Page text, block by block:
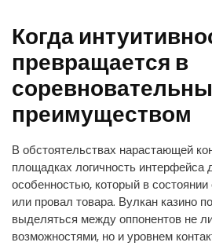
Когда
превращается в
преимуществом
В обстоятельствах нарастающей
площадках логичность интерфейса
особенностью, который в
или провал товара. Вулкан казино
выделяться между оппонентов не
возможностями, но и уровнем